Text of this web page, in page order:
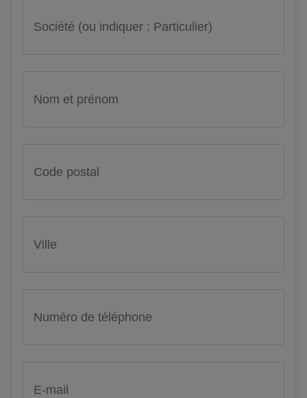
Société (ou indiquer : Particulier)
Nom et prénom
Code postal
Ville
Numéro de téléphone
E-mail